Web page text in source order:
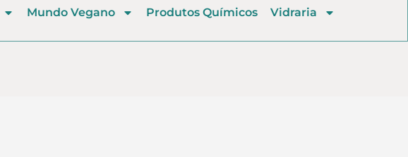
Mundo Vegano Produtos Químicos
Vidraria